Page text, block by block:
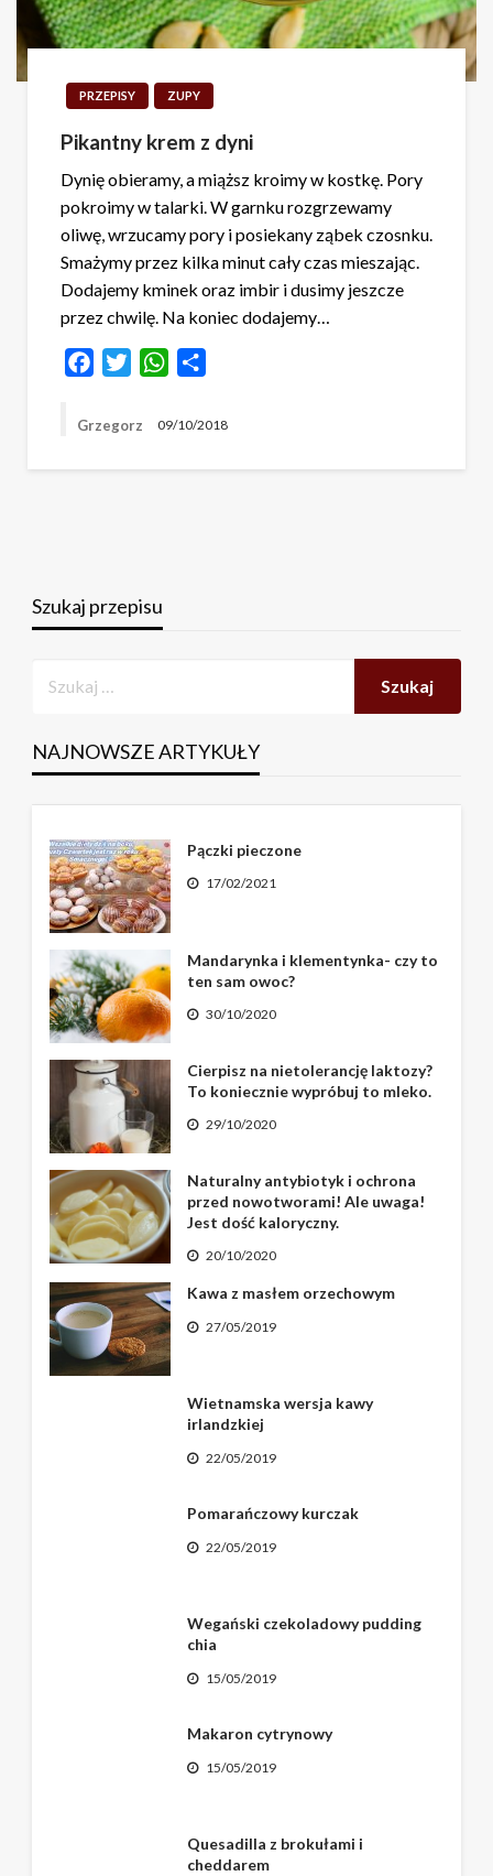
PRZEPISY ZUPY
Pikantny krem z dyni
Dynię obieramy, a miąższ kroimy w kostkę. Pory
pokroimy w talarki. W garnku rozgrzewamy
oliwę, wrzucamy pory i posiekany ząbek czosnku.
Smażymy przez kilka minut cały czas mieszając.
Dodajemy kminek oraz imbir i dusimy jeszcze
przez chwilę. Na koniec dodajemy…
FacebookTwitterWhatsApp
Grzegorz 09/10/2018
Szukaj przepisu
NAJNOWSZE ARTYKUŁY
Pączki pieczone
17/02/2021
Mandarynka i klementynka- czy to
ten sam owoc?
30/10/2020
Cierpisz na nietolerancję laktozy?
To koniecznie wypróbuj to mleko.
29/10/2020
Naturalny antybiotyk i ochrona
przed nowotworami! Ale uwaga!
Jest dość kaloryczny.
20/10/2020
Kawa z masłem orzechowym
27/05/2019
Wietnamska wersja kawy
irlandzkiej
22/05/2019
Pomarańczowy kurczak
22/05/2019
Wegański czekoladowy pudding
chia
15/05/2019
Makaron cytrynowy
15/05/2019
Quesadilla z brokułami i
cheddarem